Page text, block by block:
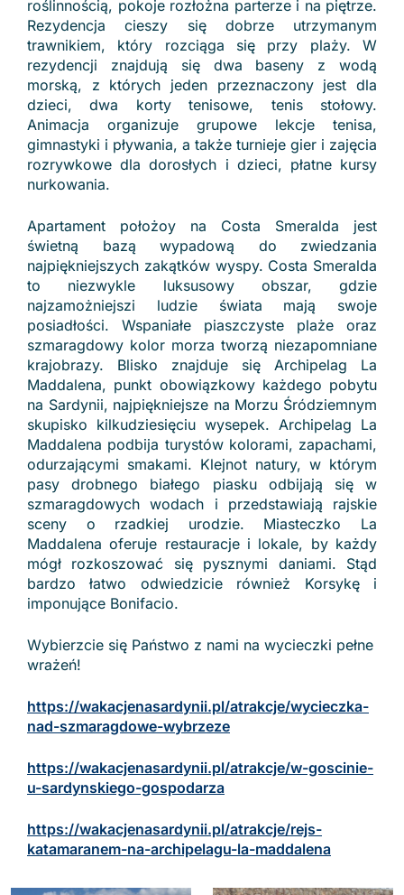
roślinnością, pokoje rozłożna parterze i na piętrze.
Rezydencja cieszy się dobrze utrzymanym
trawnikiem, który rozciąga się przy plaży. W
rezydencji znajdują się dwa baseny z wodą
morską, z których jeden przeznaczony jest dla
dzieci, dwa korty tenisowe, tenis stołowy.
Animacja organizuje grupowe lekcje tenisa,
gimnastyki i pływania, a także turnieje gier i zajęcia
rozrywkowe dla dorosłych i dzieci, płatne kursy
nurkowania.
Apartament położoy na Costa Smeralda jest
świetną bazą wypadową do zwiedzania
najpiękniejszych zakątków wyspy. Costa Smeralda
to niezwykle luksusowy obszar, gdzie
najzamożniejszi ludzie świata mają swoje
posiadłości. Wspaniałe piaszczyste plaże oraz
szmaragdowy kolor morza tworzą niezapomniane
krajobrazy. Blisko znajduje się Archipelag La
Maddalena, punkt obowiązkowy każdego pobytu
na Sardynii, najpiękniejsze na Morzu Śródziemnym
skupisko kilkudziesięciu wysepek. Archipelag La
Maddalena podbija turystów kolorami, zapachami,
odurzającymi smakami. Klejnot natury, w którym
pasy drobnego białego piasku odbijają się w
szmaragdowych wodach i przedstawiają rajskie
sceny o rzadkiej urodzie. Miasteczko La
Maddalena oferuje restauracje i lokale, by każdy
mógł rozkoszować się pysznymi daniami. Stąd
bardzo łatwo odwiedzicie również Korsykę i
imponujące Bonifacio.
Wybierzcie się Państwo z nami na wycieczki pełne
wrażeń!
https://wakacjenasardynii.pl/atrakcje/wycieczka-
nad-szmaragdowe-wybrzeze
https://wakacjenasardynii.pl/atrakcje/w-goscinie-
u-sardynskiego-gospodarza
https://wakacjenasardynii.pl/atrakcje/rejs-
katamaranem-na-archipelagu-la-maddalena